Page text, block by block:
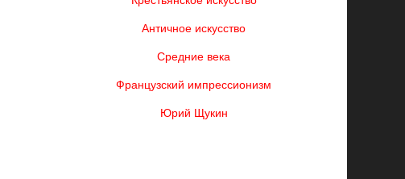
Античное искусство
Средние века
Французский импрессионизм
Юрий Щукин